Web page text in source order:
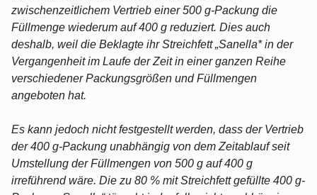
zwischenzeitlichem Vertrieb einer 500 g-Packung die
Füllmenge wiederum auf 400 g reduziert. Dies auch
deshalb, weil die Beklagte ihr Streichfett „Sanella* in der
Vergangenheit im Laufe der Zeit in einer ganzen Reihe
verschiedener Packungsgrößen und Füllmengen
angeboten hat.
Es kann jedoch nicht festgestellt werden, dass der Vertrieb
der 400 g-Packung unabhängig von dem Zeitablauf seit
Umstellung der Füllmengen von 500 g auf 400 g
irreführend wäre. Die zu 80 % mit Streichfett gefüllte 400 g-